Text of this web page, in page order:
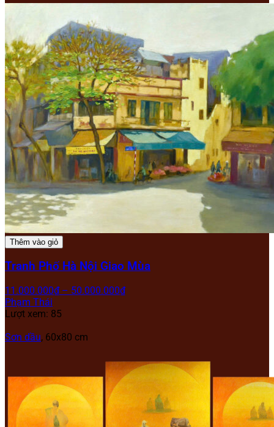
Thêm vào giỏ
Tranh Phố Hà Nội Giao Mùa
11.000.000₫ – 50.000.000₫
Phạm Thái
Lượt xem: 85
Sơn dầu, 60x80 cm